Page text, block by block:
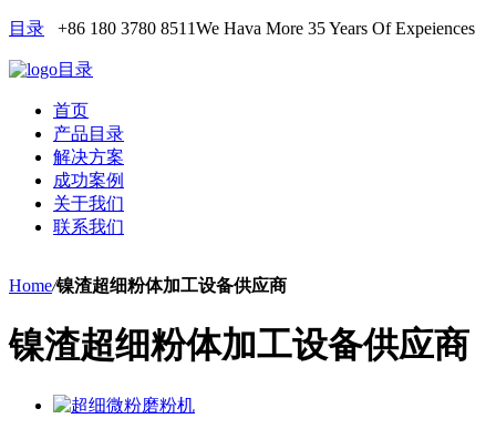
目录 +86 180 3780 8511We Hava More 35 Years Of Expeiences
目录
首页
产品目录
解决方案
成功案例
关于我们
联系我们
Home/镍渣超细粉体加工设备供应商
镍渣超细粉体加工设备供应商